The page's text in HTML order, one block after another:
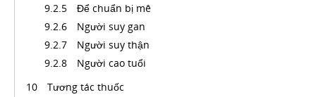
Để chuẩn bị mê
Người suy gan
Người suy thận
Người cao tuổi
Tương tác thuốc